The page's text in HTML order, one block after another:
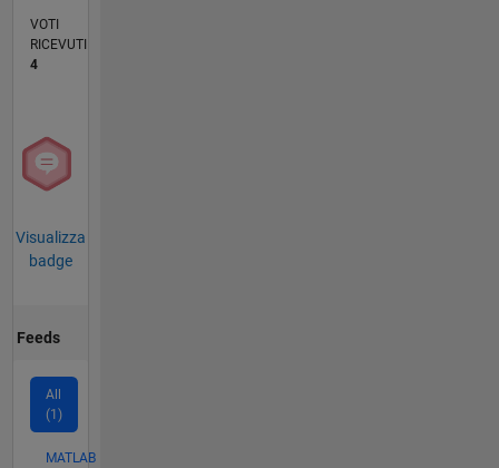
VOTI
RICEVUTI
4
Visualizza
badge
Feeds
All
(1)
MATLAB